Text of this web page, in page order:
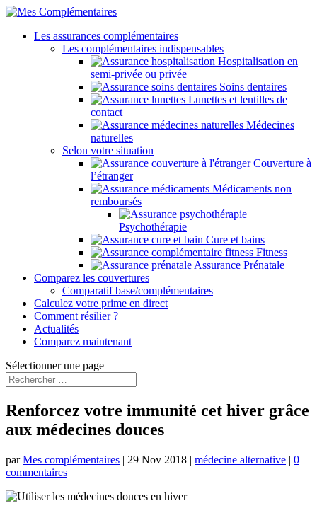
Les assurances complémentaires
Les complémentaires indispensables
Hospitalisation en
semi-privée ou privée
Soins dentaires
Lunettes et lentilles de
contact
Médecines
naturelles
Selon votre situation
Couverture à
l’étranger
Médicaments non
remboursés
Psychothérapie
Cure et bains
Fitness
Assurance Prénatale
Comparez les couvertures
Comparatif base/complémentaires
Calculez votre prime en direct
Comment résilier ?
Actualités
Comparez maintenant
Sélectionner une page
Renforcez votre immunité cet hiver grâce
aux médecines douces
parMes complémentaires | 29 Nov 2018 | médecine alternative | 0
commentaires